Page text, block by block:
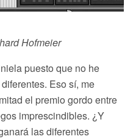
Hofmeier
puesto que no he
Eso sí, me
el premio gordo entre
imprescindibles. ¿Y
las diferentes